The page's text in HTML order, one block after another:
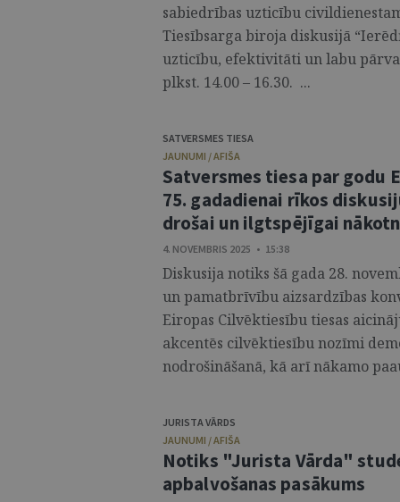
sabiedrības uzticību
Tiesībsarga biroja diskusijā
uzticību, efektivitāti un labu
plkst. 14.00 – 16.30. ...
SATVERSMES TIESA
JAUNUMI / AFIŠA
Satversmes tiesa par godu
75. gadadienai rīkos
drošai un ilgtspējīgai
4. NOVEMBRIS 2025 • 15:38
Diskusija notiks šā gada 28.
un pamatbrīvību aizsardzības
Eiropas Cilvēktiesību tiesas
akcentēs cilvēktiesību nozīmi
nodrošināšanā, kā arī nākamo
JURISTA VĀRDS
JAUNUMI / AFIŠA
Notiks "Jurista Vārda"
apbalvošanas pasākums